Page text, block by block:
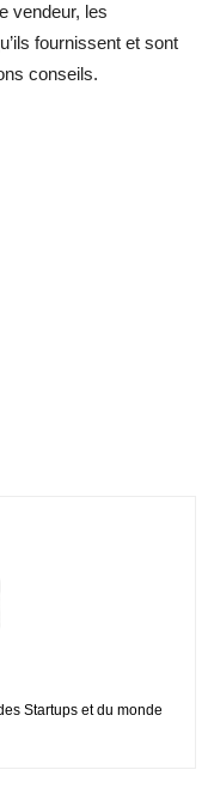
vendeur, les
fournissent et sont
conseils.
Startups et du monde